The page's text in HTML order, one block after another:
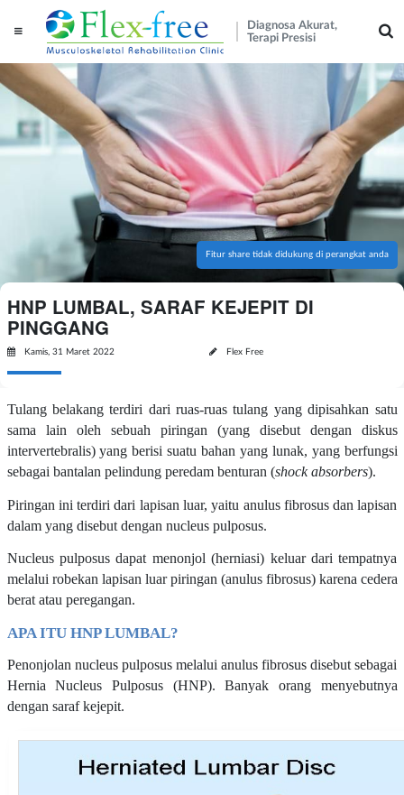
Diagnosa Akurat,
Terapi Presisi
Fitur share tidak didukung di perangkat anda
HNP LUMBAL, SARAF KEJEPIT DI
PINGGANG
Kamis, 31 Maret 2022 Flex Free
Tulang belakang terdiri dari ruas-ruas tulang yang dipisahkan satu
sama lain oleh sebuah piringan (yang disebut dengan diskus
intervertebralis) yang berisi suatu bahan yang lunak, yang berfungsi
sebagai bantalan pelindung peredam benturan (shock absorbers).
Piringan ini terdiri dari lapisan luar, yaitu anulus fibrosus dan lapisan
dalam yang disebut dengan nucleus pulposus.
Nucleus pulposus dapat menonjol (herniasi) keluar dari tempatnya
melalui robekan lapisan luar piringan (anulus fibrosus) karena cedera
berat atau peregangan.
APA ITU HNP LUMBAL?
Penonjolan nucleus pulposus melalui anulus fibrosus disebut sebagai
Hernia Nucleus Pulposus (HNP). Banyak orang menyebutnya
dengan saraf kejepit.